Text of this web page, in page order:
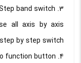
3. Axis/Step band switch
all axis by axis
by step switch.
4. support 10 macro function button